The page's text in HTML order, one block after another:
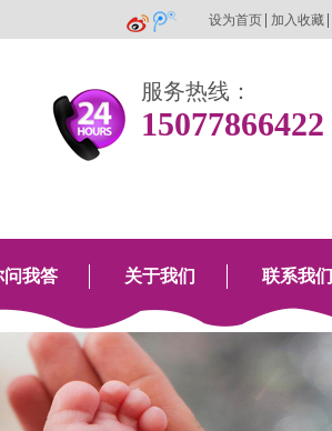
设为首页 加入收藏
服务热线：
15077866422
问我答 关于我们 联系我们